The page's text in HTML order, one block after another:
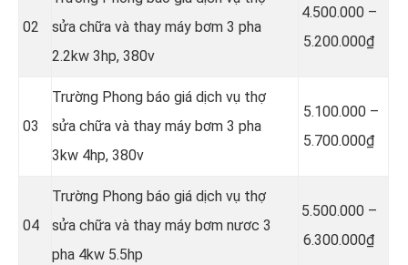
02
sửa chữa và thay máy bơm 3 pha
2.2kw 3hp, 380v
4.500.000 –
5.200.000₫
03
Trường Phong báo giá dịch vụ thợ
sửa chữa và thay máy bơm 3 pha
3kw 4hp, 380v
5.100.000 –
5.700.000₫
04
Trường Phong báo giá dịch vụ thợ
sửa chữa và thay máy bơm nươc 3
pha 4kw 5.5hp
5.500.000 –
6.300.000₫